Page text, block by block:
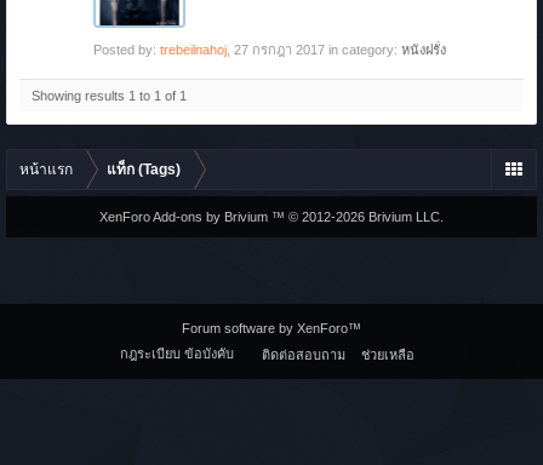
Posted by: trebeilnahoj 27 กรกฎา 2017 in category: หนังฝรั่ง
Showing results 1 to 1 of 1
หน้าแรก แท็ก (Tags)
XenForo Add-ons by Brivium ™ © 2012-2026 Brivium LLC.
Forum software by XenForo™
กฎระเบียบ ข้อบังคับ
ติดต่อสอบถาม ช่วยเหลือ